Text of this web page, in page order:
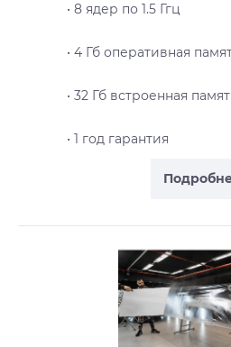
• 8 ядер по 1.5 Ггц
• 4 Гб оперативная
• 32 Гб встроенная
• 1 год гарантия